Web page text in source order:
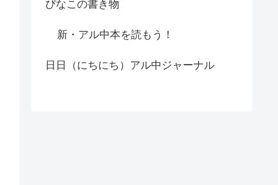
ぴなこの書き物
新・アル中本を読もう！
日日（にちにち）アル中ジャーナル